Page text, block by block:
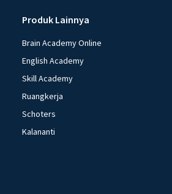
Produk Lainnya
Brain Academy Online
English Academy
Skill Academy
Ruangkerja
Schoters
Kalananti